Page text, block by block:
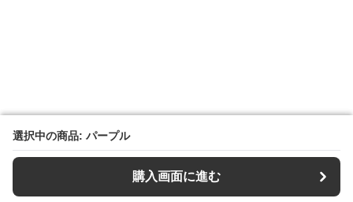
選択中の商品: パープル
購入画面に進む
選択中の商品: パープル
購入画面に進む